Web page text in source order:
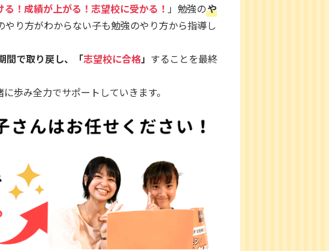
る！成績が上がる！志望校に受かる！ 」勉強のや
り方がわからない子も勉強のやり方から指導し
間で取り戻し、「志望校に合格」 することを最終
歩み全力でサポートしていきます。